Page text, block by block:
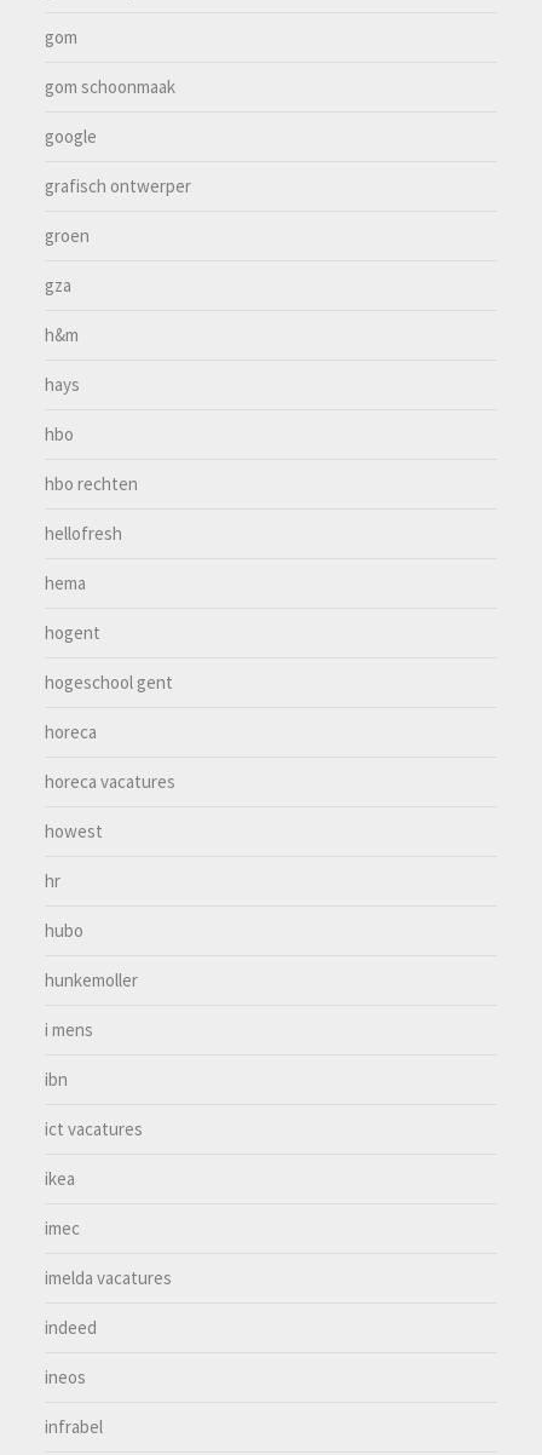
gom
gom schoonmaak
google
grafisch ontwerper
groen
gza
h&m
hays
hbo
hbo rechten
hellofresh
hema
hogent
hogeschool gent
horeca
horeca vacatures
howest
hr
hubo
hunkemoller
i mens
ibn
ict vacatures
ikea
imec
imelda vacatures
indeed
ineos
infrabel